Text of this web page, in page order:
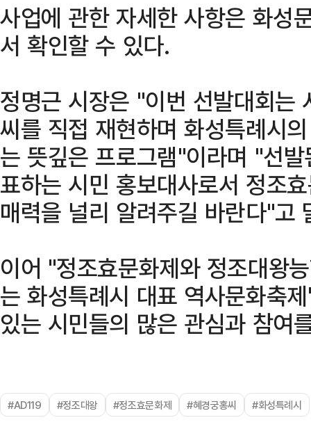
사업에 관한 자세한 사항은 화성
서 확인할 수 있다.
정명근 시장은 "이번 선발대회는
씨를 직접 재현하며 화성특례시
는 뜻깊은 프로그램"이라며 "선
표하는 시민 홍보대사로서 정조
매력을 널리 알려주길 바란다"고
이어 "정조효문화제와 정조대왕
는 화성특례시 대표 역사문화축
있는 시민들의 많은 관심과 참여
#AD119 #정조대왕 #정조효문화제 #혜경궁홍씨 #화성특례시